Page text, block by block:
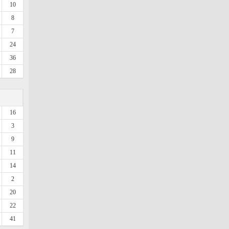
10
8
7
24
36
28
16
3
9
11
14
2
20
22
41